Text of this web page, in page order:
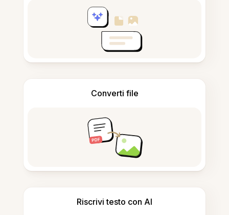
Converti file
Riscrivi testo con AI